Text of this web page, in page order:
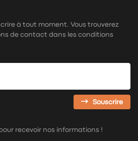
à tout moment. Vous trouverez
de contact dans les conditions
Souscrire
recevoir nos informations !